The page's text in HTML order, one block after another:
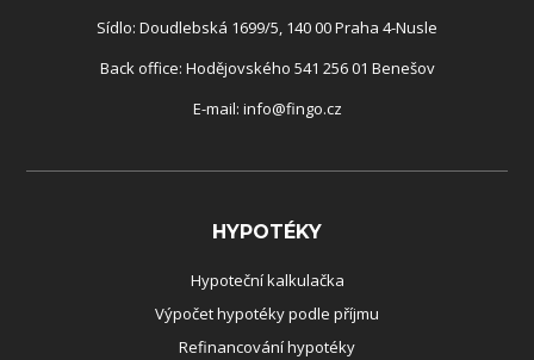
Sídlo: Doudlebská 1699/5, 140 00 Praha 4-Nusle
Back office: Hodějovského 541 256 01 Benešov
E-mail: info@fingo.cz
HYPOTÉKY
Hypoteční kalkulačka
Výpočet hypotéky podle příjmu
Refinancování hypotéky